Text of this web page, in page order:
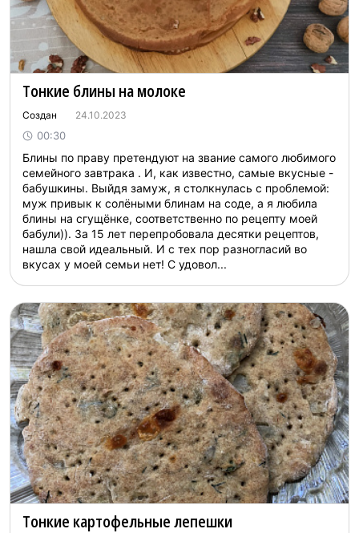
Тонкие блины на молоке
Создан 24.10.2023
00:30
Блины по праву претендуют на звание самого любимого
семейного завтрака . И, как известно, самые вкусные -
бабушкины. Выйдя замуж, я столкнулась с проблемой:
муж привык к солёными блинам на соде, а я любила
блины на сгущёнке, соответственно по рецепту моей
бабули)). За 15 лет перепробовала десятки рецептов,
нашла свой идеальный. И с тех пор разногласий во
вкусах у моей семьи нет! С удовол...
Тонкие картофельные лепешки